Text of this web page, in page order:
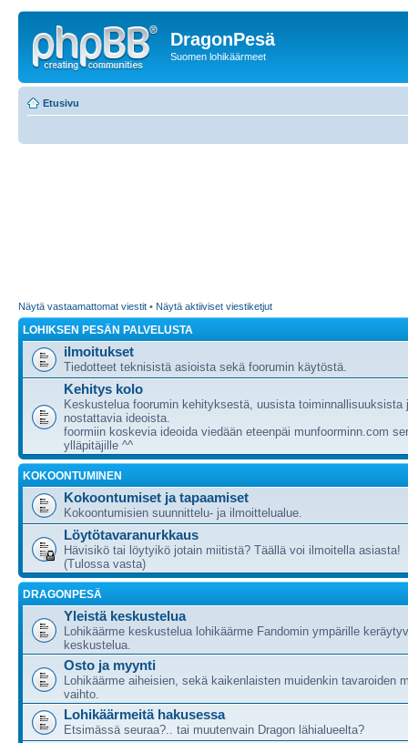
DragonPesä
Suomen lohikäärmeet
Etusivu
Näytä vastaamattomat viestit • Näytä aktiiviset viestiketjut
LOHIKSEN PESÄN PALVELUSTA
ilmoitukset
Tiedotteet teknisistä asioista sekä foorumin käytöstä.
Kehitys kolo
Keskustelua foorumin kehityksestä, uusista toiminnallisuuksista
nostattavia ideoista.
foormiin koskevia ideoida viedään eteenpäi munfoorminn.com
ylläpitäjille ^^
KOKOONTUMINEN
Kokoontumiset ja tapaamiset
Kokoontumisien suunnittelu- ja ilmoittelualue.
Löytötavaranurkkaus
Hävisikö tai löytyikö jotain miitistä? Täällä voi ilmoitella asiasta!
(Tulossa vasta)
DRAGONPESÄ
Yleistä keskustelua
Lohikäärme keskustelua lohikäärme Fandomin ympärille
keskustelua.
Osto ja myynti
Lohikäärme aiheisien, sekä kaikenlaisten muidenkin tavaroiden
vaihto.
Lohikäärmeitä hakusessa
Etsimässä seuraa?.. tai muutenvain Dragon lähialueelta?